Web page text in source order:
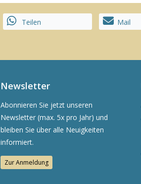
Teilen Mail
Newsletter
Abonnieren Sie jetzt unseren
Newsletter (max. 5x pro Jahr) und
bleiben Sie über alle Neuigkeiten
informiert.
Zur Anmeldung